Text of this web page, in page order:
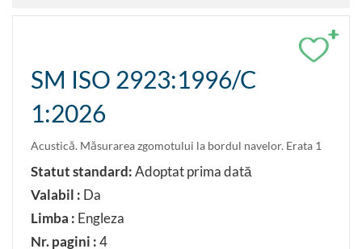
Căutare Resetare filtre
DUPĂ DOMENIU
Metrologie și măsurare.Încercări
Caută după clasificare ICS
+
SM ISO 2923:1996/C
1:2026
Acustică. Măsurarea zgomotului la bordul navelor. Erata 1
Statut standard:Adoptat prima dată
Valabil : Da
Limba : Engleza
Nr. pagini :4